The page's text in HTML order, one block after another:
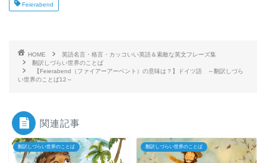
Feierabend
HOME
英語名言・格言・カッコいい英語＆素敵な英文フレーズ集
翻訳しづらい世界のことば
【Feierabend（ファイアーアーベント）の意味は？】ドイツ語 ～翻訳しづら
い世界のことば12～
関連記事
翻訳しづらい世界のことば 翻訳しづらい世界のことば